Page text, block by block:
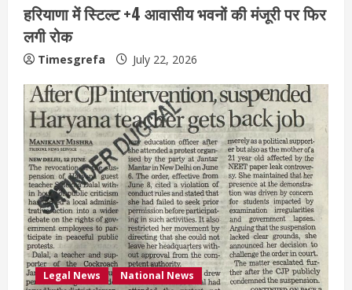
हरियाणा में स्टिल्ट +4 आवासीय भवनों की मंजूरी पर फिर
लगी रोक
Timesgrefa July 22, 2026
Legal News National News